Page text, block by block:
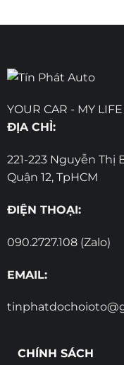
YOUR CAR - MY LIFE
ĐỊA CHỈ:
221-223 Nguyễn Thị
Quận 12, TpHCM
ĐIỆN THOẠI:
090.2727.108 (Zalo)
EMAIL:
CHÍNH SÁCH